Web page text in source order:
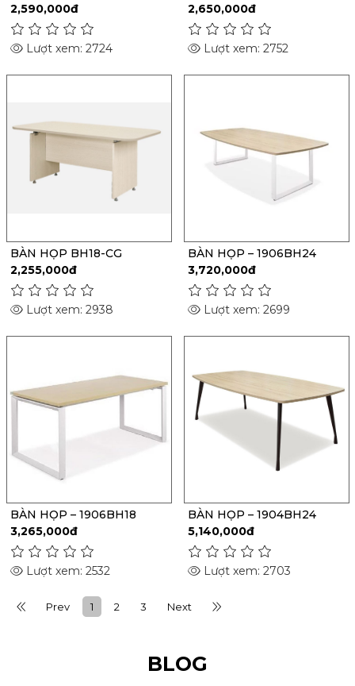
2,590,000đ
Lượt xem: 2724
2,650,000đ
Lượt xem: 2752
BÀN HỌP BH18-CG
2,255,000đ
Lượt xem: 2938
BÀN HỌP – 1906BH24
3,720,000đ
Lượt xem: 2699
BÀN HỌP – 1906BH18
3,265,000đ
Lượt xem: 2532
BÀN HỌP – 1904BH24
5,140,000đ
Lượt xem: 2703
Prev 1 2 3 Next
BLOG